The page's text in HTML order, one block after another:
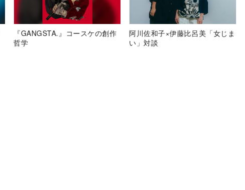
『GANGSTA.』コースケの創作
哲学
阿川佐和子×伊藤比呂美「女じま
い」対談